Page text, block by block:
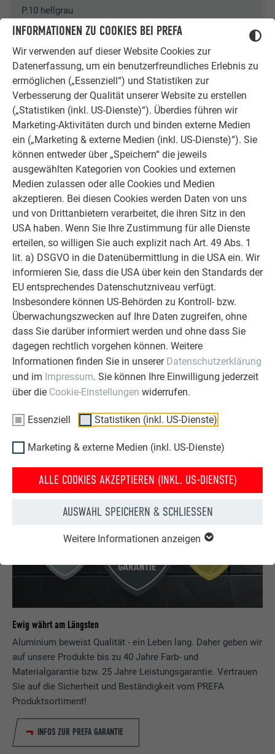
INFORMATIONEN ZU COOKIES BEI PREFA
Wir verwenden auf dieser Website Cookies zur
Datenerfassung, um ein benutzerfreundliches Erlebnis zu
ermöglichen („Essenziell“) und Statistiken zur
Verbesserung der Qualität unserer Website zu erstellen
(„Statistiken (inkl. US-Dienste)“). Überdies führen wir
Marketing-Aktivitäten durch und binden externe Medien
ein („Marketing & externe Medien (inkl. US-Dienste)“). Sie
können entweder über „Speichern“ die jeweils
ausgewählten Kategorien von Cookies und externen
Medien zulassen oder alle Cookies und Medien
akzeptieren. Bei diesen Cookies werden Daten von uns
und von Drittanbietern verarbeitet, die ihren Sitz in den
USA haben. Wenn Sie Ihre Zustimmung für alle Dienste
erteilen, so willigen Sie auch explizit nach Art. 49 Abs. 1
lit. a) DSGVO in die Datenübermittlung in die USA ein. Wir
informieren Sie, dass die USA über kein den Standards der
EU entsprechendes Datenschutzniveau verfügt.
Insbesondere können US-Behörden zu Kontroll- bzw.
Überwachungszwecken auf Ihre Daten zugreifen, ohne
dass Sie darüber informiert werden und ohne dass Sie
dagegen rechtlich vorgehen können. Weitere
Informationen finden Sie in unserer Datenschutzerklärung
und im Impressum. Sie können Ihre Einwilligung jederzeit
über die Cookie-Einstellungen widerrufen.
Essenziell Statistiken (inkl. US-Dienste)
Marketing & externe Medien (inkl. US-Dienste)
ALLE COOKIES AKZEPTIEREN (INKL. US-DIENSTE)
AUSWAHL SPEICHERN & SCHLIESSEN
Weitere Informationen anzeigen
P.10 hellgrau
LusinArchitektur
VERARBEITUNG
Marco RiemeltDachdecker GmbH
Kostenlos PREFA Prospekte bestellen
Dach, Fassade, Solar, Dachentwässerung &
Hochwasserschutz – mit PREFA Produkten aus Aluminium
sieht Ihr Haus nicht nur gut aus, sondern ist auch bestens
Ewig währt am Längsten
Aluminium beweist Qualität - ein Leben lang. Daher geben wir
auf unsere Produkte bis zu 40 Jahre Farb- und
Materialgarantie bzw. 25 Jahre Leistungsgarantie. Vertrauen
Sie auf die Sicherheit und Beständigkeit vom PREFA
Produktsortiment!
INFOS ZUR PREFA GARANTIE